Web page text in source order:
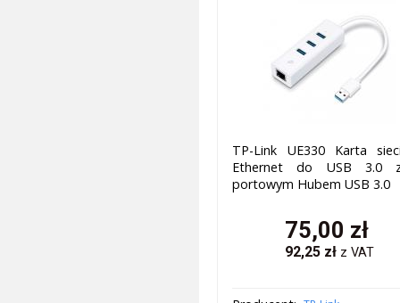
TP-Link UE330 Karta
Ethernet do USB 3.0
portowym Hubem USB 3.0
75,00 zł
92,25 zł z VAT